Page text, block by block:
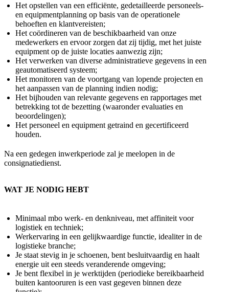
Het opstellen van een efficiënte, gedetailleerde personeels-
en equipmentplanning op basis van de operationele
behoeften en klantvereisten;
Het coördineren van de beschikbaarheid van onze
medewerkers en ervoor zorgen dat zij tijdig, met het juiste
equipment op de juiste locaties aanwezig zijn;
Het verwerken van diverse administratieve gegevens in een
geautomatiseerd systeem;
Het monitoren van de voortgang van lopende projecten en
het aanpassen van de planning indien nodig;
Het bijhouden van relevante gegevens en rapportages met
betrekking tot de bezetting (waaronder evaluaties en
beoordelingen);
Het personeel en equipment getraind en gecertificeerd
houden.
Na een gedegen inwerkperiode zal je meelopen in de
consignatiedienst.
WAT JE NODIG HEBT
Minimaal mbo werk- en denkniveau, met affiniteit voor
logistiek en techniek;
Werkervaring in een gelijkwaardige functie, idealiter in de
logistieke branche;
Je staat stevig in je schoenen, bent besluitvaardig en haalt
energie uit een steeds veranderende omgeving;
Je bent flexibel in je werktijden (periodieke bereikbaarheid
buiten kantooruren is een vast gegeven binnen deze